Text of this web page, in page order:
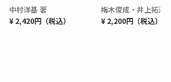
中村洋基 著
¥ 2,420円（税込）
梅木俊成・井上拓海
¥ 2,200円（税込）